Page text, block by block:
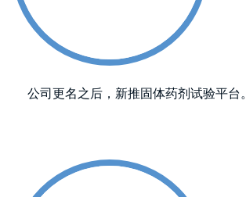
公司更名之后，新推固体药剂试验平台。